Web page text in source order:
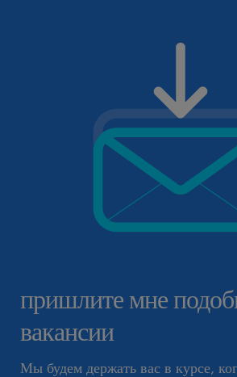
пришлите мне
вакансии
Мы будем держать вас в курсе,